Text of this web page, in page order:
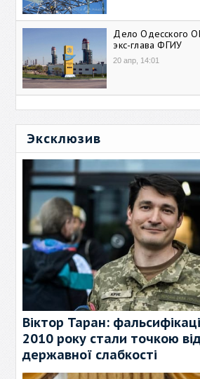
Дело Одесского
экс-глава ФГИУ
20 апр, 14:01
Эксклюзив
Віктор Таран:
2010 року стали точкою
державної слабкості